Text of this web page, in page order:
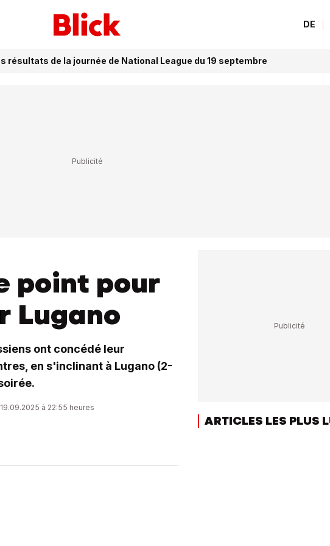
DE
résultats de la journée de National League du 19 septembre
point pour
Lugano
ont concédé leur
en s'inclinant à Lugano (2-
à 22:55 heures
ARTICLES LES PLUS